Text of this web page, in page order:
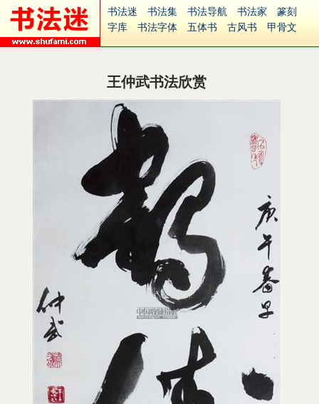
书法迷 书法集 书法导航 书法家
篆刻
字库
书法字体 五体书 古风书
甲骨文
集字
字形 大字 篆刻之家
古籍
中医 象棋 游戏
起名
字体下载
免费字体
Ai矢量
P图宝
意见反馈
安全网站
捐赠
王仲武书法欣赏